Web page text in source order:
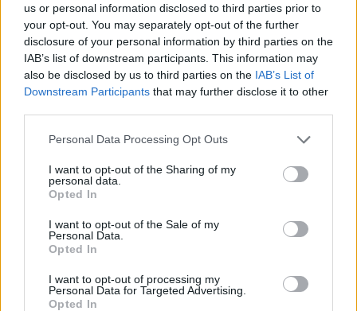
us or personal information disclosed to third parties prior to
your opt-out. You may separately opt-out of the further
disclosure of your personal information by third parties on the
IAB’s list of downstream participants. This information may
also be disclosed by us to third parties on the IAB’s List of
Downstream Participants that may further disclose it to other
Personal Data Processing Opt Outs
I want to opt-out of the Sharing of my
personal data.
Opted In
I want to opt-out of the Sale of my
Personal Data.
Opted In
I want to opt-out of processing my
Personal Data for Targeted Advertising.
Opted In
Segundo O Minho, em causa está a falta de seguro
automóvel capaz de cobrir o prejuízo à
concessionária da autoestrada, a Ascendi. Os custos
foram suportados pelo Fundo de Garantia ao qual o
condutor terá agora de devolver o dinheiro.
O caso remete a março de 2023 e o incidente terá
concelho de Fafe.
incendio
prejuízo via